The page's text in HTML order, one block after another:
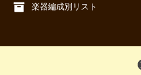
楽器編成別リスト